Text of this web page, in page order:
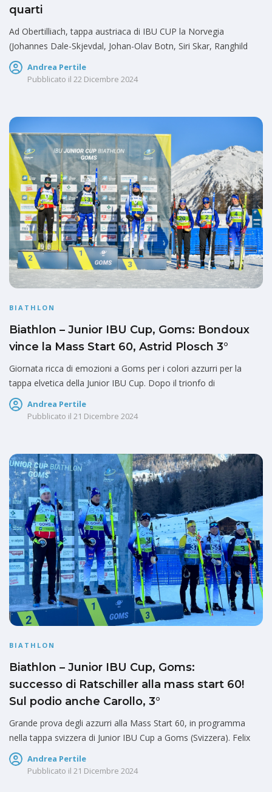
quarti
Ad Obertilliach, tappa austriaca di IBU CUP la Norvegia
(Johannes Dale-Skjevdal, Johan-Olav Botn, Siri Skar, Ranghild
Andrea Pertile
Pubblicato il 22 Dicembre 2024
BIATHLON
Biathlon – Junior IBU Cup, Goms: Bondoux
vince la Mass Start 60, Astrid Plosch 3°
Giornata ricca di emozioni a Goms per i colori azzurri per la
tappa elvetica della Junior IBU Cup. Dopo il trionfo di
Andrea Pertile
Pubblicato il 21 Dicembre 2024
BIATHLON
Biathlon – Junior IBU Cup, Goms:
successo di Ratschiller alla mass start 60!
Sul podio anche Carollo, 3°
Grande prova degli azzurri alla Mass Start 60, in programma
nella tappa svizzera di Junior IBU Cup a Goms (Svizzera). Felix
Andrea Pertile
Pubblicato il 21 Dicembre 2024